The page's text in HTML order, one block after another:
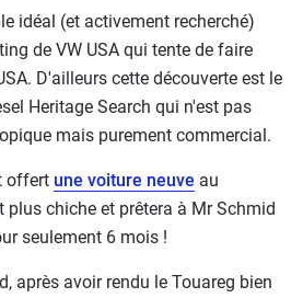
idéal (et activement recherché)
de VW USA qui tente de faire
D'ailleurs cette découverte est le
Heritage Search qui n'est pas
mais purement commercial.
offert une voiture neuve au
plus chiche et prêtera à Mr Schmid
seulement 6 mois !
après avoir rendu le Touareg bien